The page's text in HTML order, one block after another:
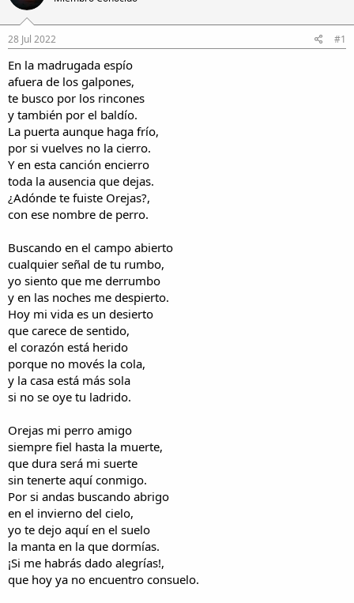
r
d
e
h
i
l
o
a
i
n
i
c
i
o
28 Jul 2022 #1
En la madrugada espío
afuera de los galpones,
te busco por los rincones
y también por el baldío.
La puerta aunque haga frío,
por si vuelves no la cierro.
Y en esta canción encierro
toda la ausencia que dejas.
¿Adónde te fuiste Orejas?,
con ese nombre de perro.
Buscando en el campo abierto
cualquier señal de tu rumbo,
yo siento que me derrumbo
y en las noches me despierto.
Hoy mi vida es un desierto
que carece de sentido,
el corazón está herido
porque no movés la cola,
y la casa está más sola
si no se oye tu ladrido.
Orejas mi perro amigo
siempre fiel hasta la muerte,
que dura será mi suerte
sin tenerte aquí conmigo.
Por si andas buscando abrigo
en el invierno del cielo,
yo te dejo aquí en el suelo
la manta en la que dormías.
¡Si me habrás dado alegrías!,
que hoy ya no encuentro consuelo.